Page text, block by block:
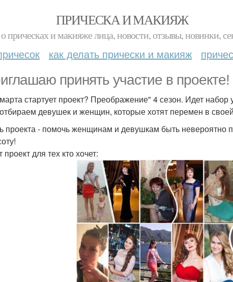
ПРИЧЕСКА И МАКИЯЖ
прическах и макияже лица, новости, отзывы, новинки,
как делать прически и макияж
принять участие в проекте!
стартует проект? Преображение" 4 сезон. Идет набор
девушек и женщин, которые хотят перемен в
проекта - помочь женщинам и девушкам быть невероятно
проект для тех кто хочет: